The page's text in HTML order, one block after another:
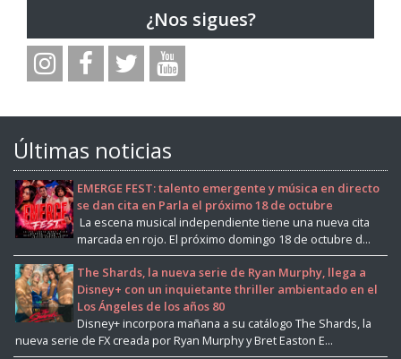
¿Nos sigues?
Últimas noticias
EMERGE FEST: talento emergente y música en directo
se dan cita en Parla el próximo 18 de octubre
La escena musical independiente tiene una nueva cita
marcada en rojo. El próximo domingo 18 de octubre d...
The Shards, la nueva serie de Ryan Murphy, llega a
Disney+ con un inquietante thriller ambientado en el
Los Ángeles de los años 80
Disney+ incorpora mañana a su catálogo The Shards, la
nueva serie de FX creada por Ryan Murphy y Bret Easton E...